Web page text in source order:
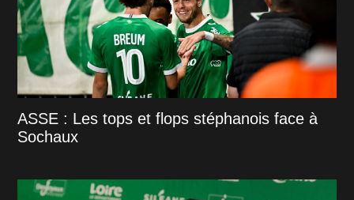
ASSE : Les tops et flops stéphanois face à
Sochaux